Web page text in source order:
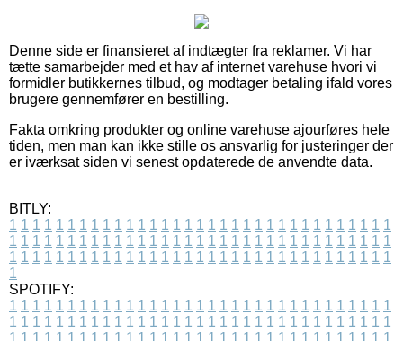
Denne side er finansieret af indtægter fra reklamer. Vi har
tætte samarbejder med et hav af internet varehuse hvori vi
formidler butikkernes tilbud, og modtager betaling ifald vores
brugere gennemfører en bestilling.
Fakta omkring produkter og online varehuse ajourføres hele
tiden, men man kan ikke stille os ansvarlig for justeringer der
er iværksat siden vi senest opdaterede de anvendte data.
BITLY:
1 1 1 1 1 1 1 1 1 1 1 1 1 1 1 1 1 1 1 1 1 1 1 1 1 1 1 1 1 1 1 1 1
1 1 1 1 1 1 1 1 1 1 1 1 1 1 1 1 1 1 1 1 1 1 1 1 1 1 1 1 1 1 1 1 1
1 1 1 1 1 1 1 1 1 1 1 1 1 1 1 1 1 1 1 1 1 1 1 1 1 1 1 1 1 1 1 1 1
1
SPOTIFY:
1 1 1 1 1 1 1 1 1 1 1 1 1 1 1 1 1 1 1 1 1 1 1 1 1 1 1 1 1 1 1 1 1
1 1 1 1 1 1 1 1 1 1 1 1 1 1 1 1 1 1 1 1 1 1 1 1 1 1 1 1 1 1 1 1 1
1 1 1 1 1 1 1 1 1 1 1 1 1 1 1 1 1 1 1 1 1 1 1 1 1 1 1 1 1 1 1 1 1